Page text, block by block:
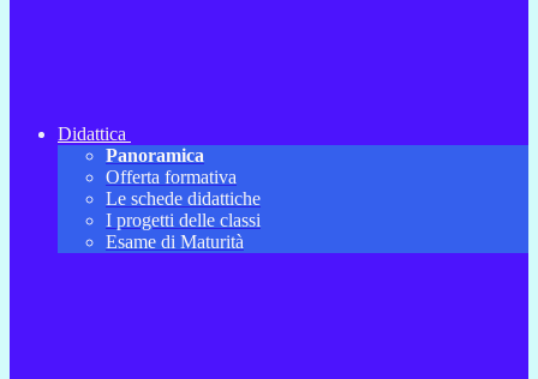
Didattica
Panoramica
Offerta formativa
Le schede didattiche
I progetti delle classi
Esame di Maturità